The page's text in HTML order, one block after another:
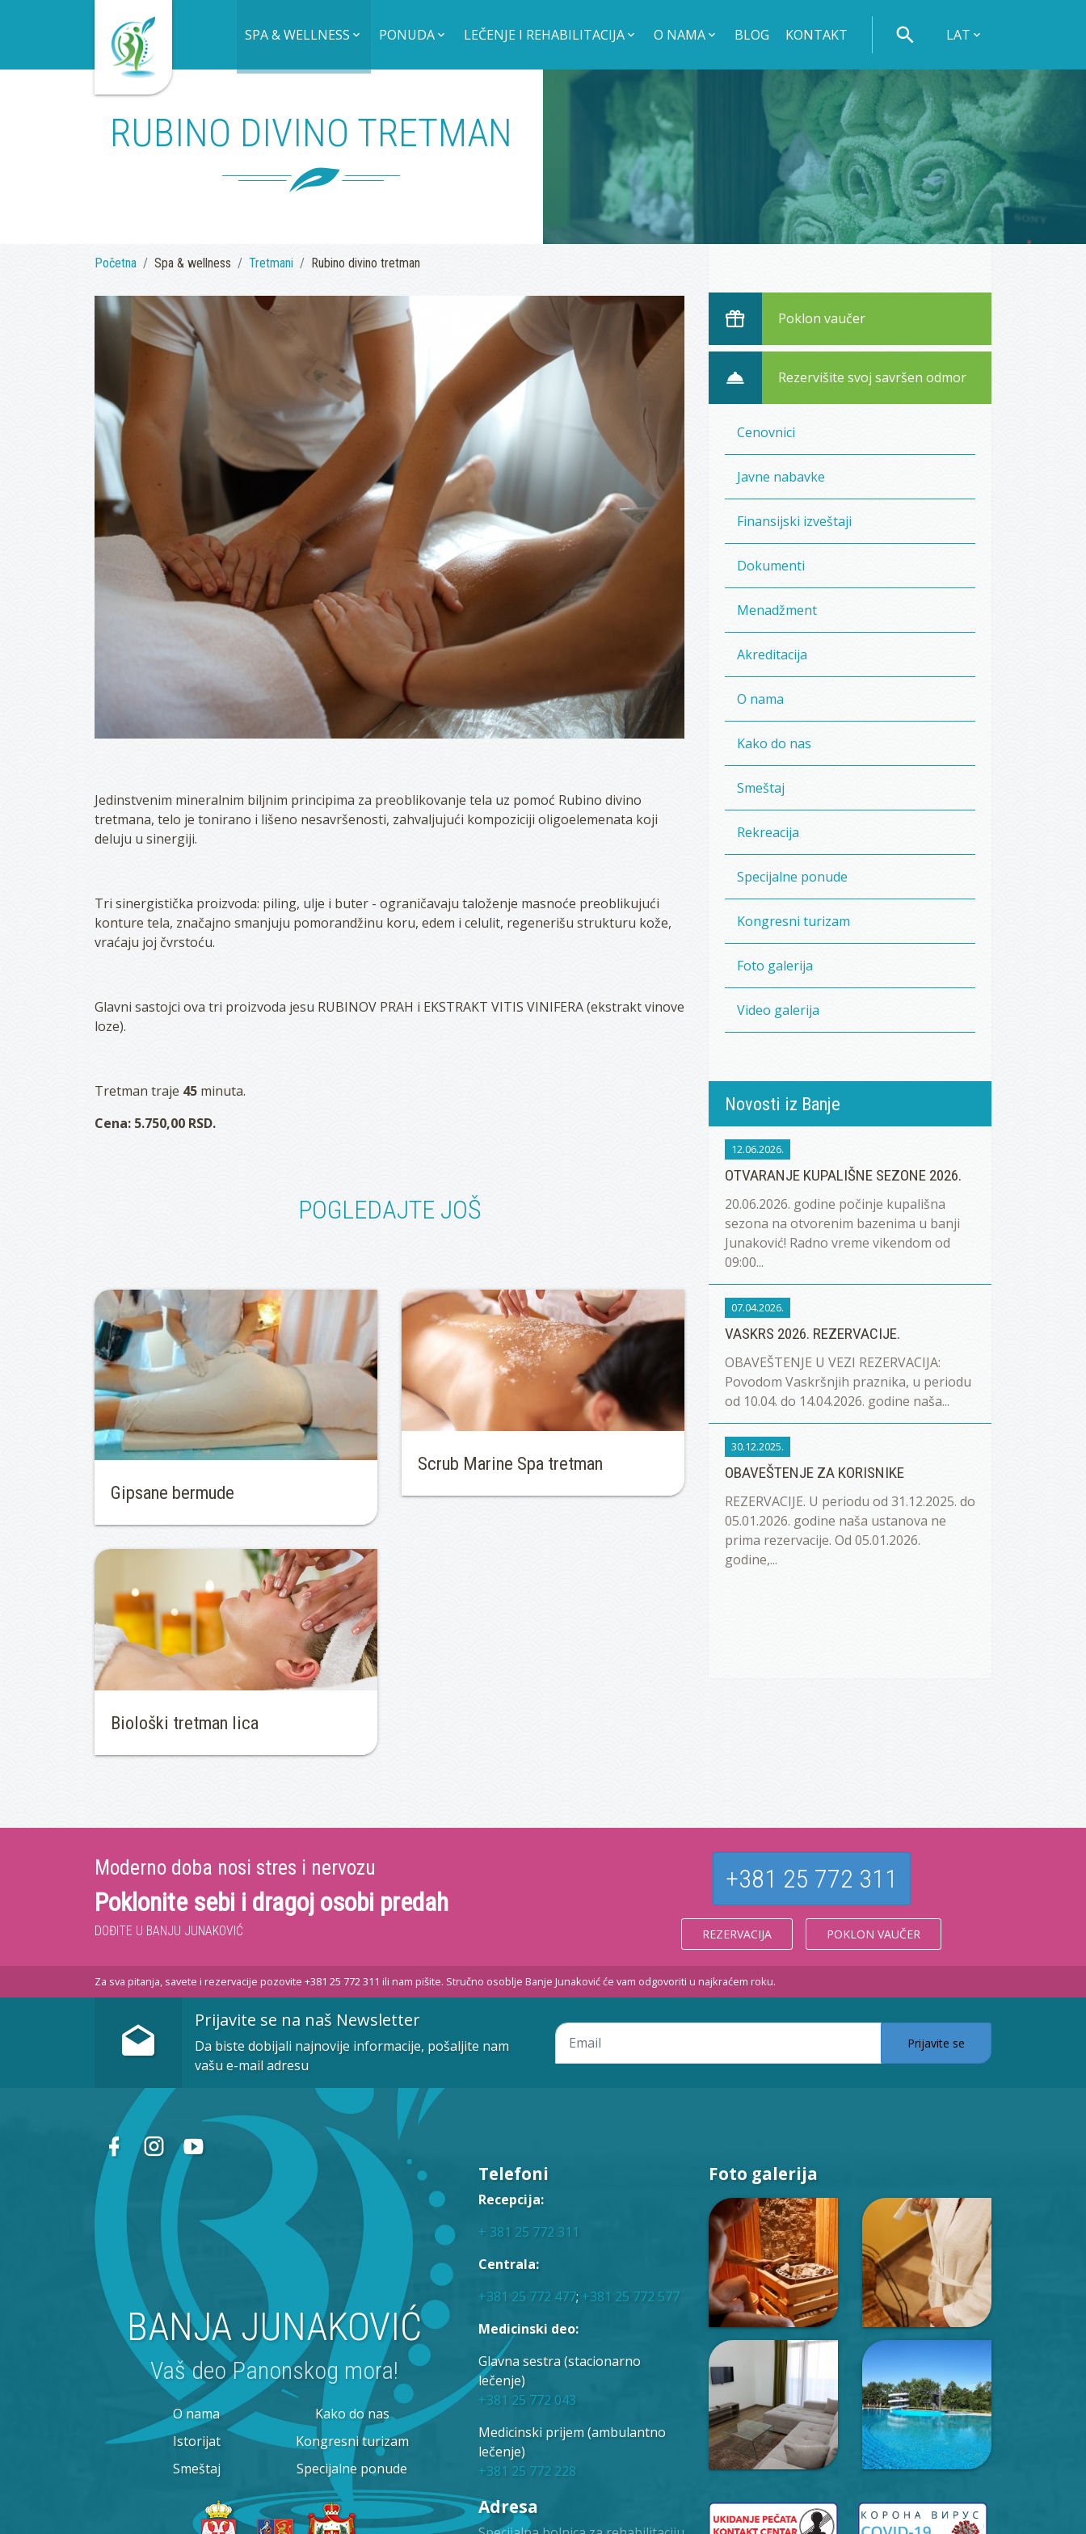
SPA & WELLNESS PONUDA LEČENJE I REHABILITACIJA O NAMA BLOG KONTAKT LAT
RUBINO DIVINO TRETMAN
Početna Spa & wellness Tretmani Rubino divino tretman
Jedinstvenim mineralnim biljnim principima za preoblikovanje tela uz pomoć Rubino divino
tretmana, telo je tonirano i lišeno nesavršenosti, zahvaljujući kompoziciji oligoelemenata koji
deluju u sinergiji.
Tri sinergistička proizvoda: piling, ulje i buter - ograničavaju taloženje masnoće preoblikujući
konture tela, značajno smanjuju pomorandžinu koru, edem i celulit, regenerišu strukturu kože,
vraćaju joj čvrstoću.
Glavni sastojci ova tri proizvoda jesu RUBINOV PRAH i EKSTRAKT VITIS VINIFERA (ekstrakt vinove
loze).
Tretman traje 45 minuta.
Cena: 5.750,00 RSD.
POGLEDAJTE JOŠ
Gipsane bermude
Scrub Marine Spa tretman
Biološki tretman lica
Poklon vaučer
Rezervišite svoj savršen odmor
Cenovnici
Javne nabavke
Finansijski izveštaji
Dokumenti
Menadžment
Akreditacija
O nama
Kako do nas
Smeštaj
Rekreacija
Specijalne ponude
Kongresni turizam
Foto galerija
Video galerija
Novosti iz Banje
12.06.2026.
OTVARANJE KUPALIŠNE SEZONE 2026.
20.06.2026. godine počinje kupališna
sezona na otvorenim bazenima u banji
Junaković! Radno vreme vikendom od
09:00...
07.04.2026.
VASKRS 2026. REZERVACIJE.
OBAVEŠTENJE U VEZI REZERVACIJA:
Povodom Vaskršnjih praznika, u periodu
od 10.04. do 14.04.2026. godine naša...
30.12.2025.
OBAVEŠTENJE ZA KORISNIKE
REZERVACIJE. U periodu od 31.12.2025. do
05.01.2026. godine naša ustanova ne
prima rezervacije. Od 05.01.2026.
godine,...
Moderno doba nosi stres i nervozu
Poklonite sebi i dragoj osobi predah
DOĐITE U BANJU JUNAKOVIĆ
+381 25 772 311
REZERVACIJA POKLON VAUČER
Za sva pitanja, savete i rezervacije pozovite +381 25 772 311 ili nam pišite. Stručno osoblje Banje Junaković će vam odgovoriti u najkraćem roku.
Prijavite se na naš Newsletter
Da biste dobijali najnovije informacije, pošaljite nam
vašu e-mail adresu
Prijavite se
BANJA JUNAKOVIĆ
Vaš deo Panonskog mora!
O nama
Kako do nas
Istorijat
Kongresni turizam
Smeštaj
Specijalne ponude
Telefoni
Recepcija:
+ 381 25 772 311
Centrala:
+381 25 772 477; +381 25 772 577
Medicinski deo:
Glavna sestra (stacionarno
lečenje)
+381 25 772 043
Medicinski prijem (ambulantno
lečenje)
+381 25 772 228
Adresa
Foto galerija